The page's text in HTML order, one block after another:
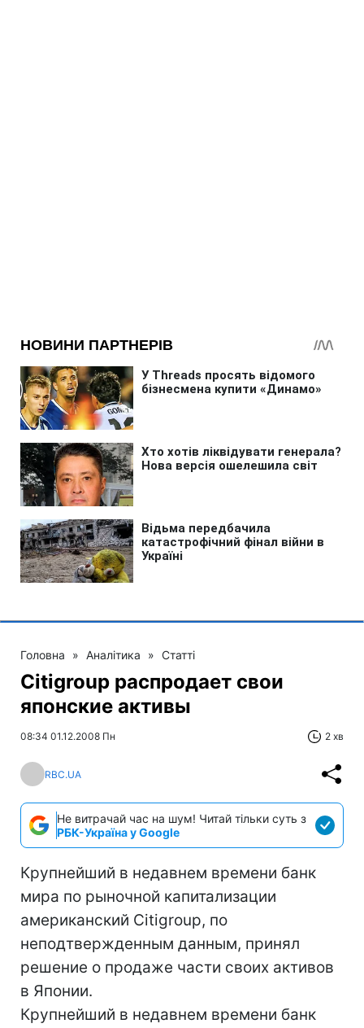
Головна » Аналітика » Статті
Citigroup распродает свои
японские активы
08:34 01.12.2008 Пн 2 хв
RBC.UA
Не витрачай час на шум! Читай тільки суть з
РБК-Україна у Google
Крупнейший в недавнем времени банк
мира по рыночной капитализации
американский Citigroup, по
неподтвержденным данным, принял
решение о продаже части своих активов
в Японии.
Крупнейший в недавнем времени банк